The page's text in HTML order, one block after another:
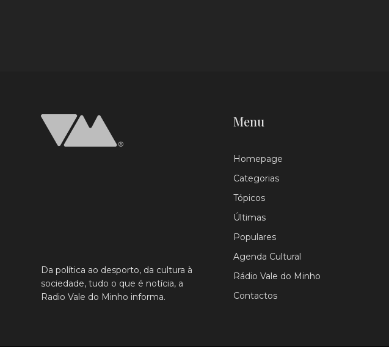
Da política ao desporto, da cultura à
sociedade, tudo o que é notícia, a
Radio Vale do Minho informa.
Menu
Homepage
Categorias
Tópicos
Últimas
Populares
Agenda Cultural
Rádio Vale do Minho
Contactos